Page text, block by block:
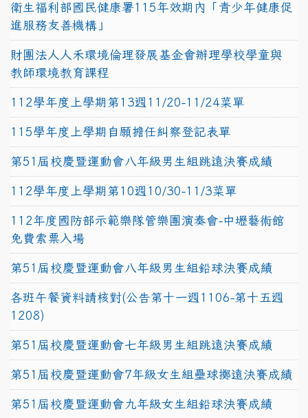
衛生福利部國民健康署115年效期內「青少年健康促
進服務友善機構」
財團法人人禾環境倫理發展基金會辦理學校學童與
教師環境教育課程
112學年度上學期第13週11/20-11/24菜單
115學年度上學期自願擔任糾察登記表單
第51屆校慶暨運動會八年級男生組跳遠決賽成績
112學年度上學期第10週10/30-11/3菜單
112年度國防部示範樂隊管樂團演奏會-中壢藝術館
免費索票入場
第51屆校慶暨運動會八年級男生組鉛球決賽成績
各班午餐資料請核對(公告第十一週1106-第十五週
1208)
第51屆校慶暨運動會七年級男生組跳遠決賽成績
第51屆校慶暨運動會7年級女生組壘球擲遠決賽成績
第51屆校慶暨運動會九年級女生組鉛球決賽成績